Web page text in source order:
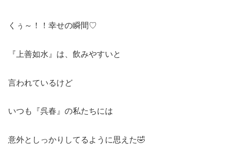
くぅ～！！幸せの瞬間♡
『上善如水』は、飲みやすいと
言われているけど
いつも『呉春』の私たちには
意外としっかりしてるように思えた🤣